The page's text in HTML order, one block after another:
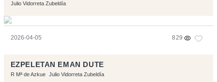
Julio Vidorreta Zubeldía
2026-04-05 829
EZPELETAN EMAN DUTE
R Mª de Azkue Julio Vidorreta Zubeldía